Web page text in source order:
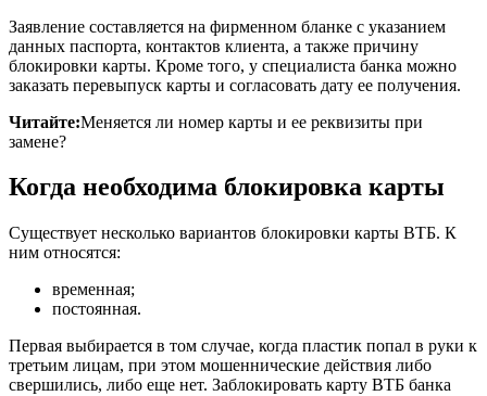
Заявление составляется на фирменном бланке с указанием
данных паспорта, контактов клиента, а также причину
блокировки карты. Кроме того, у специалиста банка можно
заказать перевыпуск карты и согласовать дату ее получения.
Читайте:Меняется ли номер карты и ее реквизиты при
замене?
Когда необходима блокировка карты
Существует несколько вариантов блокировки карты ВТБ. К
ним относятся:
временная;
постоянная.
Первая выбирается в том случае, когда пластик попал в руки к
третьим лицам, при этом мошеннические действия либо
свершились, либо еще нет. Заблокировать карту ВТБ банка